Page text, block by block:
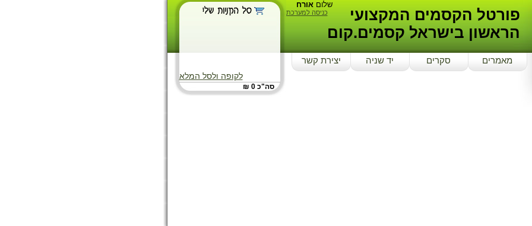
לקופה ולסל המלא
סה"כ 0 ₪
שלוםאורח
כניסה למערכת
פורטל הקסמים המקצועי
הראשון בישראל קסמים.קום
מאמרים סקרים יד שניה יצירת קשר